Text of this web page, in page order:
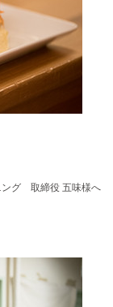
ング 取締役 五味様へ